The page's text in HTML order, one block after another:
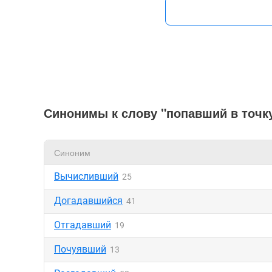
Синонимы к слову "попавший в
Синоним
Вычисливший 25
Догадавшийся 41
Отгадавший 19
Почуявший 13